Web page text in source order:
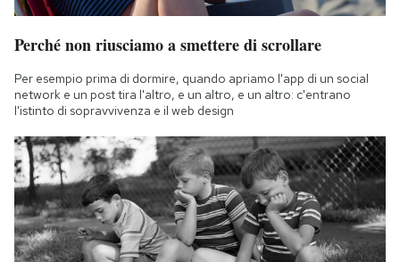
Perché non riusciamo a smettere di scrollare
Per esempio prima di dormire, quando apriamo l'app di un social
network e un post tira l'altro, e un altro, e un altro: c'entrano
l'istinto di sopravvivenza e il web design